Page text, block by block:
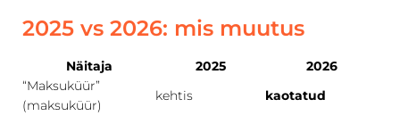
2025 vs 2026: mis muutus
Näitaja 2025
2026
“Maksuküür”
(maksuküür)
kehtis kaotatud